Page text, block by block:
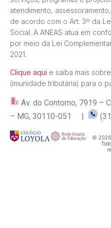
atendimento,
de acordo com o Art. 3º da
Social. A ANEAS atua em
por meio da Lei
2021.
Clique aqui e saiba mais
(imunidade tributária) para o
Av. do Contorno, 7919 –
– MG, 30110-051 |
© 2026